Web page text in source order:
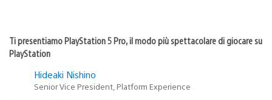
Ti presentiamo PlayStation 5 Pro, il modo più spettacolare di giocare su
PlayStation
Hideaki Nishino
Senior Vice President, Platform Experience